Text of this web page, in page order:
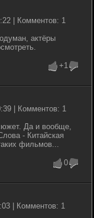
| Комментов: 1
актёры
+1
| Комментов: 1
Да и вообще,
- Китайская
фильмов...
0
| Комментов: 1